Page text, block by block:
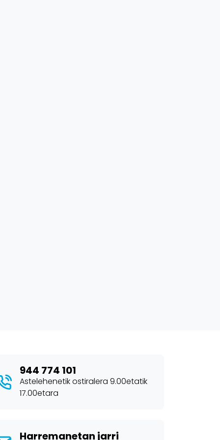
944 774 101
Astelehenetik ostiralera 9.00etatik
17.00etara
Harremanetan jarri